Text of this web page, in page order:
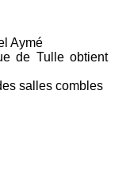
Aymé
de Tulle obtient
salles combles